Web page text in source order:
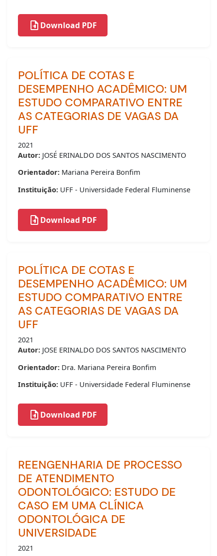
Download PDF
POLÍTICA DE COTAS E
DESEMPENHO ACADÊMICO: UM
ESTUDO COMPARATIVO ENTRE
AS CATEGORIAS DE VAGAS DA
UFF
2021
Autor:JOSÉ ERINALDO DOS SANTOS NASCIMENTO
Orientador:Mariana Pereira Bonfim
Instituição:UFF - Universidade Federal Fluminense
Download PDF
POLÍTICA DE COTAS E
DESEMPENHO ACADÊMICO: UM
ESTUDO COMPARATIVO ENTRE
AS CATEGORIAS DE VAGAS DA
UFF
2021
Autor:JOSE ERINALDO DOS SANTOS NASCIMENTO
Orientador:Dra. Mariana Pereira Bonfim
Instituição:UFF - Universidade Federal Fluminense
Download PDF
REENGENHARIA DE PROCESSO
DE ATENDIMENTO
ODONTOLÓGICO: ESTUDO DE
CASO EM UMA CLÍNICA
ODONTOLÓGICA DE
UNIVERSIDADE
2021